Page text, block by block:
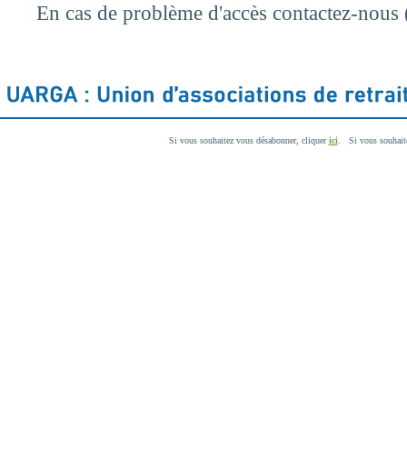
En cas de problème d'accès contactez-nous
Si vous souhaitez vous désabonner, cliquerici. Si vous